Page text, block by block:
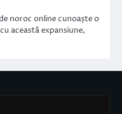
noroc online cunoaște o
această expansiune,